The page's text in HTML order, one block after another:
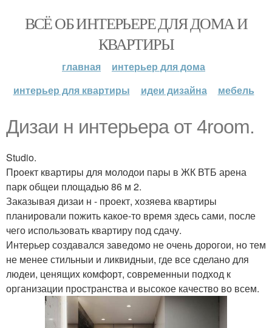
ВСЁ ОБ ИНТЕРЬЕРЕ ДЛЯ ДОМА И
КВАРТИРЫ
главная
интерьер для дома
интерьер для квартиры
идеи дизайна мебель
Дизаи н интерьера от 4room.
Studio.
Проект квартиры для молодои пары в ЖК ВТБ арена
парк общеи площадью 86 м 2.
Заказывая дизаи н - проект, хозяева квартиры
планировали пожить какое-то время здесь сами, после
чего использовать квартиру под сдачу.
Интерьер создавался заведомо не очень дорогои, но тем
не менее стильныи и ликвидныи, где все сделано для
людеи, ценящих комфорт, современныи подход к
организации пространства и высокое качество во всем.